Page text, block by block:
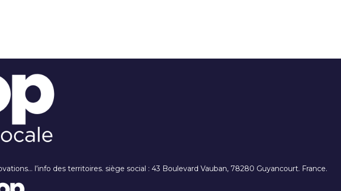
l’info des territoires. siège social : 43 Boulevard Vauban, 78280 Guyancourt. France.